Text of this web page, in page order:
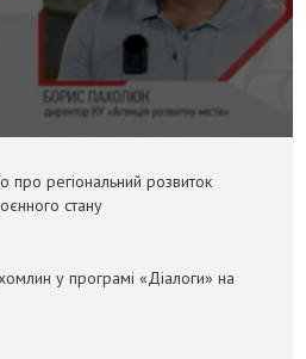
регіональний розвиток
стану
у програмі «Діалоги» на